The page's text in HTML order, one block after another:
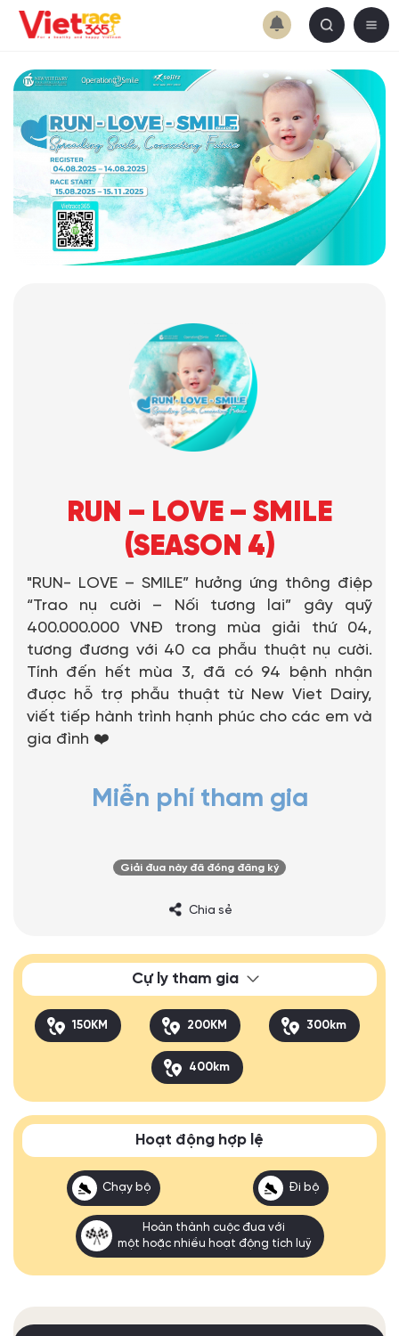
RUN – LOVE – SMILE
(SEASON 4)
"RUN- LOVE – SMILE” hưởng ứng thông điệp
“Trao nụ cười – Nối tương lai” gây quỹ
400.000.000 VNĐ trong mùa giải thứ 04,
tương đương với 40 ca phẫu thuật nụ cười.
Tính đến hết mùa 3, đã có 94 bệnh nhận
được hỗ trợ phẫu thuật từ New Viet Dairy,
viết tiếp hành trình hạnh phúc cho các em và
gia đình ❤️
Miễn phí tham gia
Giải đua này đã đóng đăng ký
Chia sẻ
Cự ly tham gia
150KM 200KM 300km
400km
Hoạt động hợp lệ
Chạy bộ Đi bộ
Hoàn thành cuộc đua với
một hoặc nhiều hoạt động tích luỹ